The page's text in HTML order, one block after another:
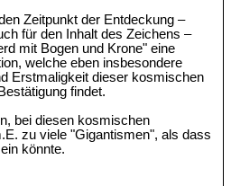
Zeitpunkt der Entdeckung –
für den Inhalt des Zeichens –
mit Bogen und Krone" eine
welche eben insbesondere
Erstmaligkeit dieser kosmischen
findet.
bei diesen kosmischen
zu viele "Gigantismen", als dass
könnte.